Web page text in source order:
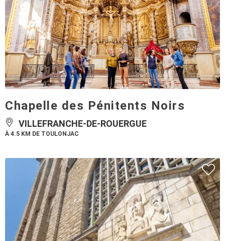
Chapelle des Pénitents Noirs
VILLEFRANCHE-DE-ROUERGUE
À 4.5 KM DE TOULONJAC